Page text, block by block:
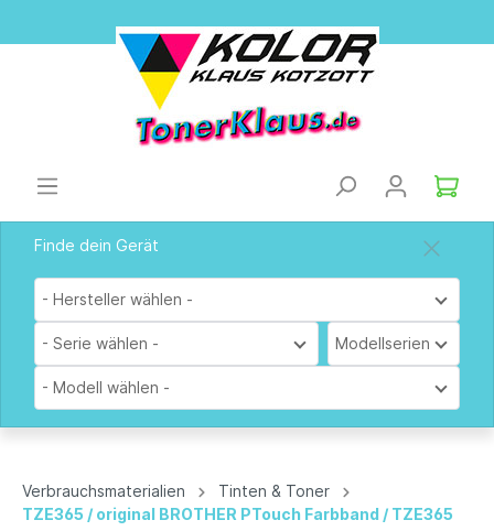
Finde dein Gerät
- Hersteller wählen -
- Serie wählen - Modellserien
- Modell wählen -
Verbrauchsmaterialien
Tinten & Toner
TZE365 / original BROTHER PTouch Farbband / TZE365